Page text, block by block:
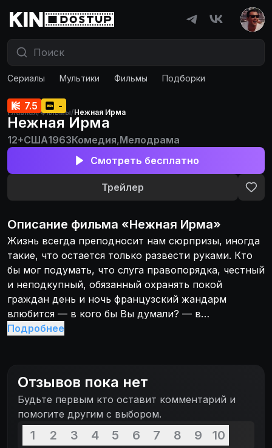
Сериалы Мультики Фильмы Подборки
Главная/Фильмы/Нежная Ирма
7.5 -
Нежная Ирма
12+США1963Комедия,Мелодрама
Смотреть бесплатно
Трейлер
Описание фильма «Нежная Ирма»
Жизнь всегда преподносит нам сюрпризы, иногда
такие, что остается только развести руками. Кто
бы мог подумать, что слуга правопорядка, честный
и неподкупный, обязанный охранять покой
граждан день и ночь французский жандарм
влюбится — в кого бы Вы думали? — в
проститутку!Но проститутку не простую! Поэтому
Подробнее
Отзывов пока нет
Будьте первым кто оставит комментарий и
помогите другим с выбором.
1 2 3 4 5 6 7 8 9 10